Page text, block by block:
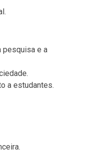
pesquisa e a
a estudantes.